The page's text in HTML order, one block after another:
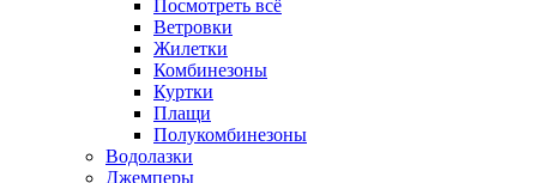
Посмотреть всё
Ветровки
Жилетки
Комбинезоны
Куртки
Плащи
Полукомбинезоны
Водолазки
Джемперы